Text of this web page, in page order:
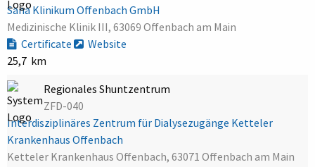
Sana Klinikum Offenbach GmbH
Medizinische Klinik III, 63069 Offenbach am Main
Certificate
Website
25,7 km
Regionales Shuntzentrum
ZFD-040
Interdisziplinäres Zentrum für Dialysezugänge Ketteler
Krankenhaus Offenbach
Ketteler Krankenhaus Offenbach, 63071 Offenbach am Main